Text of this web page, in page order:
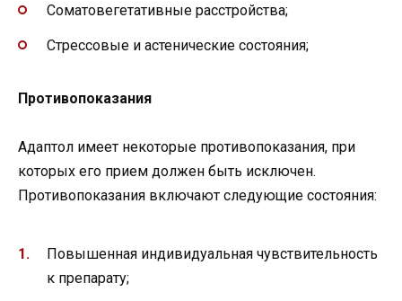
Соматовегетативные расстройства;
Стрессовые и астенические состояния;
Противопоказания
Адаптол имеет некоторые противопоказания, при
которых его прием должен быть исключен.
Противопоказания включают следующие состояния:
Повышенная индивидуальная чувствительность
к препарату;